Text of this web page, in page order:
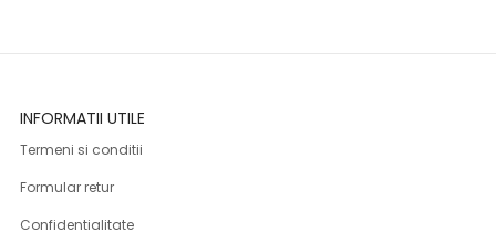
INFORMATII UTILE
Termeni si conditii
Formular retur
Confidentialitate